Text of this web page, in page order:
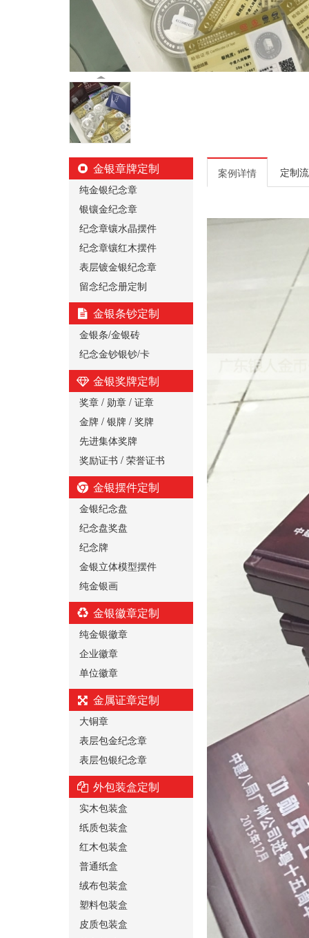
金银章牌定制
纯金银纪念章
银镶金纪念章
纪念章镶水晶摆件
纪念章镶红木摆件
表层镀金银纪念章
留念纪念册定制
金银条钞定制
金银条/金银砖
纪念金钞银钞/卡
金银奖牌定制
奖章 / 勋章 / 证章
金牌 / 银牌 / 奖牌
先进集体奖牌
奖励证书 / 荣誉证书
金银摆件定制
金银纪念盘
纪念盘奖盘
纪念牌
金银立体模型摆件
纯金银画
金银徽章定制
纯金银徽章
企业徽章
单位徽章
金属证章定制
大铜章
表层包金纪念章
表层包银纪念章
外包装盒定制
实木包装盒
纸质包装盒
红木包装盒
普通纸盒
绒布包装盒
塑料包装盒
皮质包装盒
案例详情 定制